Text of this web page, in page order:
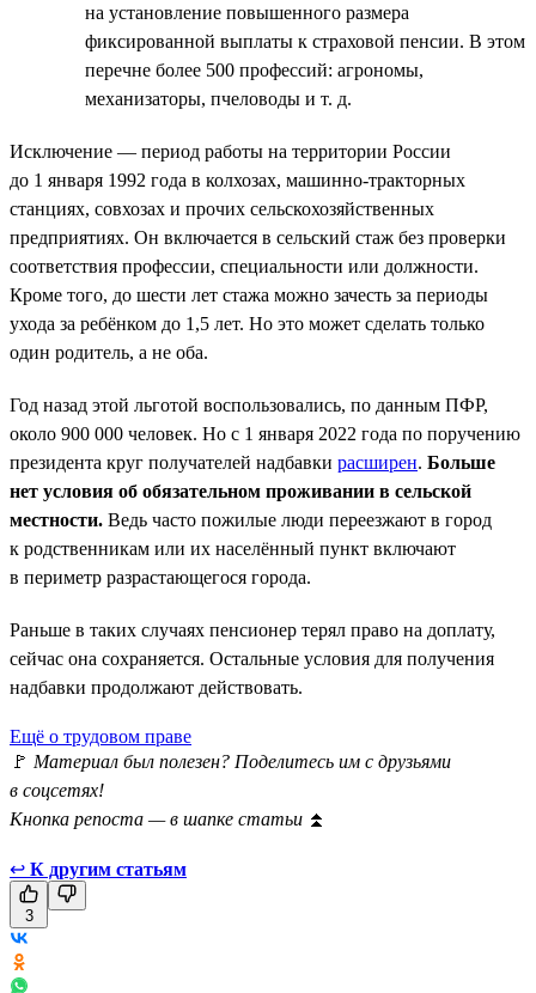
на установление повышенного размера
фиксированной выплаты к страховой пенсии. В этом
перечне более 500 профессий: агрономы,
механизаторы, пчеловоды и т. д.
Исключение — период работы на территории России
до 1 января 1992 года в колхозах, машинно-тракторных
станциях, совхозах и прочих сельскохозяйственных
предприятиях. Он включается в сельский стаж без проверки
соответствия профессии, специальности или должности.
Кроме того, до шести лет стажа можно зачесть за периоды
ухода за ребёнком до 1,5 лет. Но это может сделать только
один родитель, а не оба.
Год назад этой льготой воспользовались, по данным ПФР,
около 900 000 человек. Но с 1 января 2022 года по поручению
президента круг получателей надбавки расширен. Больше
нет условия об обязательном проживании в сельской
местности. Ведь часто пожилые люди переезжают в город
к родственникам или их населённый пункт включают
в периметр разрастающегося города.
Раньше в таких случаях пенсионер терял право на доплату,
сейчас она сохраняется. Остальные условия для получения
надбавки продолжают действовать.
Ещё о трудовом праве
🚩 Материал был полезен? Поделитесь им с друзьями
в соцсетях!
Кнопка репоста — в шапке статьи ⏫
↩ К другим статьям
3